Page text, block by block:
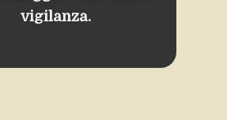
vigilanza.